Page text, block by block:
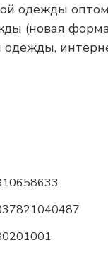
одежды оптом
(новая